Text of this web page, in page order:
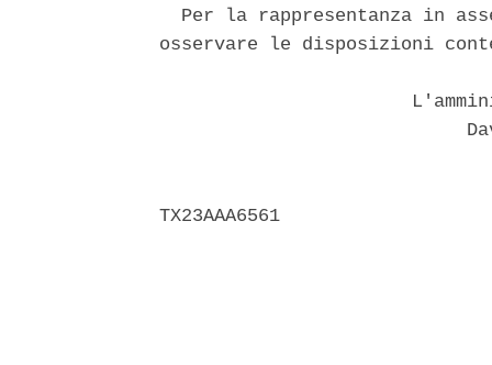
Per la rappresentanza in
osservare le disposizioni